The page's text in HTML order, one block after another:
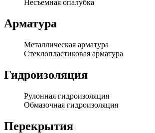
Несъемная опалубка
Арматура
Металлическая арматура
Стеклопластиковая арматура
Гидроизоляция
Рулонная гидроизоляция
Обмазочная гидроизоляция
Перекрытия